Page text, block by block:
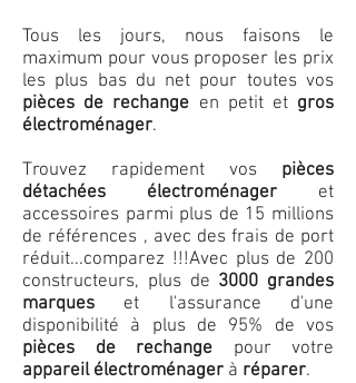
Tous les jours, nous faisons le
maximum pour vous proposer les prix
les plus bas du net pour toutes vos
pièces de rechange en petit et gros
électroménager.
Trouvez rapidement vos pièces
détachées électroménager et
accessoires parmi plus de 15 millions
de références , avec des frais de port
réduit...comparez !!!Avec plus de 200
constructeurs, plus de 3000 grandes
marques et l'assurance d'une
disponibilité à plus de 95% de vos
pièces de rechange pour votre
appareil électroménager à réparer.